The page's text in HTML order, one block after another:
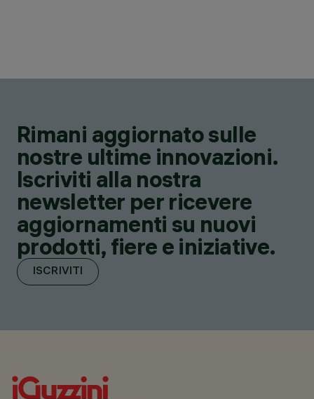
Rimani aggiornato sulle
nostre ultime innovazioni.
Iscriviti alla nostra
newsletter per ricevere
aggiornamenti su nuovi
prodotti, fiere e iniziative.
ISCRIVITI